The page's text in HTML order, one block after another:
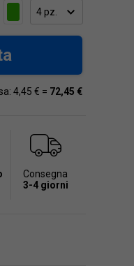
4,45 € = 72,45 €
Consegna
3-4 giorni